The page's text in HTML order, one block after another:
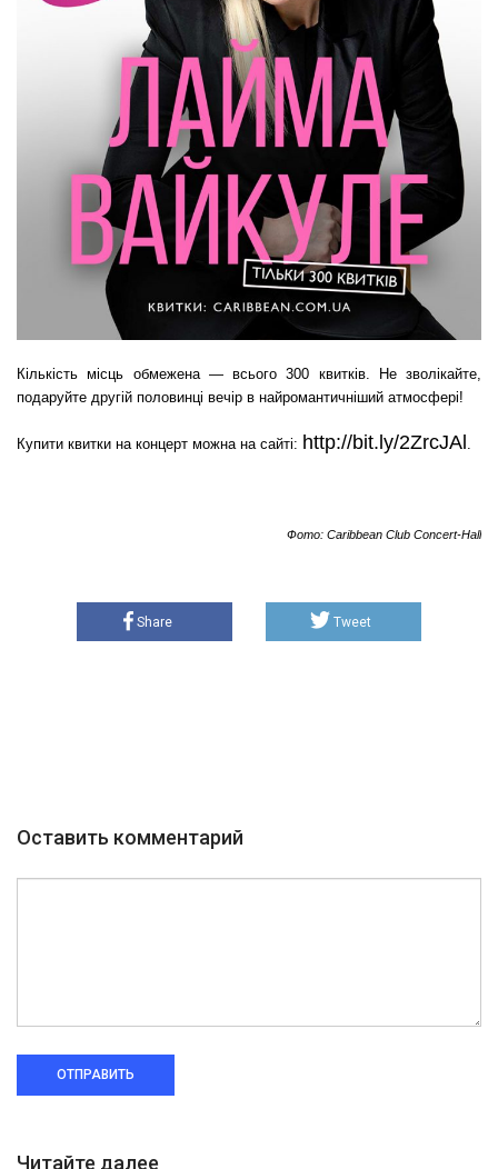
Кількість місць обмежена — всього 300 квитків. Не зволікайте,
подаруйте другій половинці вечір в найромантичніший атмосфері!
Купити квитки на концерт можна на сайті: http://bit.ly/2ZrcJAl
Фото: Caribbean Club Concert-Hall
Share Tweet
Оставить комментарий
ОТПРАВИТЬ
Читайте далее